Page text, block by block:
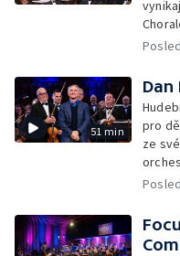
51 min
pro
ze